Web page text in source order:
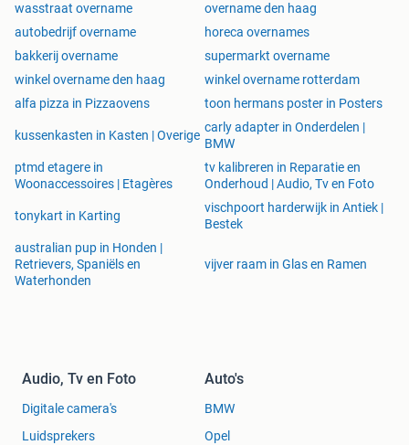
wasstraat overname
overname den haag
autobedrijf overname
horeca overnames
bakkerij overname
supermarkt overname
winkel overname den haag
winkel overname rotterdam
alfa pizza in Pizzaovens
toon hermans poster in Posters
kussenkasten in Kasten | Overige
carly adapter in Onderdelen |
BMW
ptmd etagere in
Woonaccessoires | Etagères
tv kalibreren in Reparatie en
Onderhoud | Audio, Tv en Foto
tonykart in Karting
vischpoort harderwijk in Antiek |
Bestek
australian pup in Honden |
Retrievers, Spaniëls en
Waterhonden
vijver raam in Glas en Ramen
Audio, Tv en Foto
Digitale camera's
Luidsprekers
Auto's
BMW
Opel